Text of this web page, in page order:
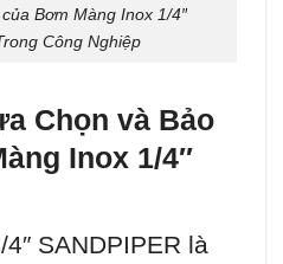
Bơm Màng Inox 1/4″
Công Nghiệp
Chọn và Bảo
Inox 1/4″
SANDPIPER là